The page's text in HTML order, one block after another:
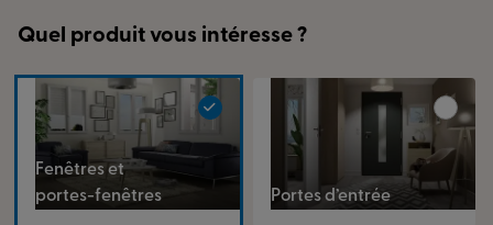
2. Type de projet
Quel produit vous intéresse ?
Fenêtres et
portes-fenêtres
Portes d’entrée